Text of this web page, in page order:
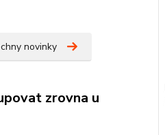
novinky
zrovna u